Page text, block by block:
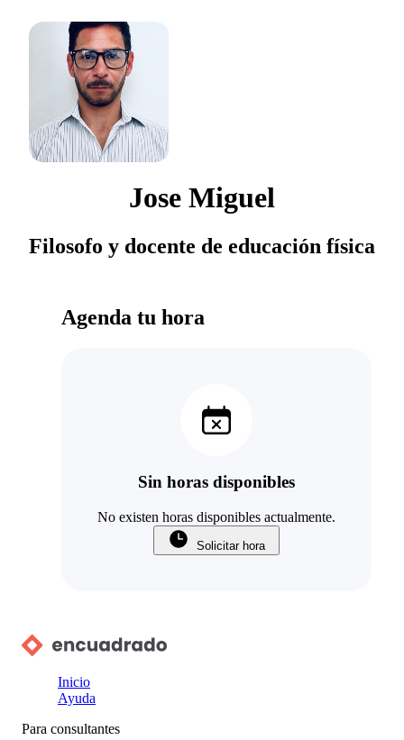
Jose Miguel
Filosofo y docente de educación física
Agenda tu hora
Sin horas disponibles
No existen horas disponibles actualmente.
Solicitar hora
Inicio
Ayuda
Para consultantes